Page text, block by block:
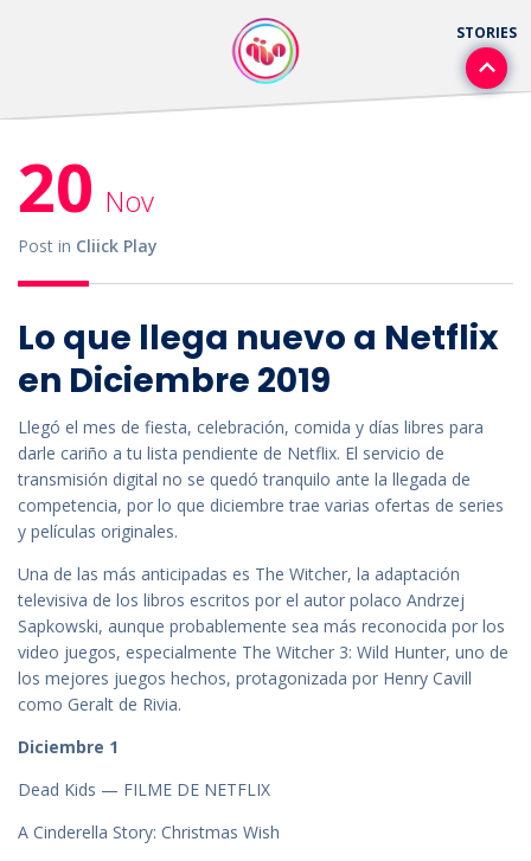
20 Nov
Post in Cliick Play
Lo que llega nuevo a Netflix
en Diciembre 2019
Llegó el mes de fiesta, celebración, comida y días libres para
darle cariño a tu lista pendiente de Netflix. El servicio de
transmisión digital no se quedó tranquilo ante la llegada de
competencia, por lo que diciembre trae varias ofertas de series
y películas originales.
Una de las más anticipadas es The Witcher, la adaptación
televisiva de los libros escritos por el autor polaco Andrzej
Sapkowski, aunque probablemente sea más reconocida por los
video juegos, especialmente The Witcher 3: Wild Hunter, uno de
los mejores juegos hechos, protagonizada por Henry Cavill
como Geralt de Rivia.
Diciembre 1
Dead Kids — FILME DE NETFLIX
A Cinderella Story: Christmas Wish